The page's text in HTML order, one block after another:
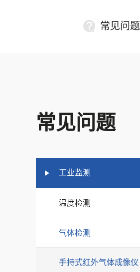
常见问题
常见问题
工业监测
温度检测
气体检测
手持式红外气体成像仪